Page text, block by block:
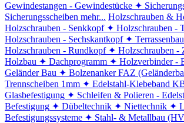
Gewindestangen - Gewindestücke ✦
Sicherungsscheiben mehr... Holzschrauben &
Holzschrauben - Senkkopf ✦ Holzschrauben -
Holzschrauben - Sechskantkopf ✦
Holzschrauben - Rundkopf ✦ Holzschrauben -
Holzbau ✦ Dachprogramm ✦ Holzverbinder -
Geländer Bau ✦ Bolzenanker FAZ
Trennscheiben 1mm ✦ Edelstahl-Klebeband
Glasbefestigung ✦ Schleifen & Polieren -
Befestigung ✦ Dübeltechnik ✦ Niettechnik ✦
Befestigungssysteme ✦ Stahl- & Metallbau